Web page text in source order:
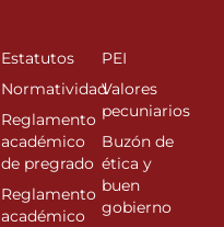
Estatutos
Normatividad
Reglamento
académico
de pregrado
Reglamento
académico
PEI
Valores
pecuniarios
Buzón de
ética y
buen
gobierno